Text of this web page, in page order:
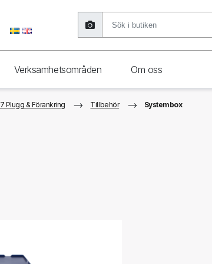
Verksamhetsområden Om oss
7 Plugg & Förankring Tillbehör Systembox